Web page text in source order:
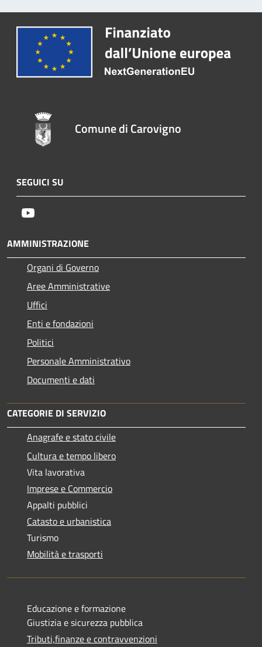
Comune di Carovigno
SEGUICI SU
AMMINISTRAZIONE
Organi di Governo
Aree Amministrative
Uffici
Enti e fondazioni
Politici
Personale Amministrativo
Documenti e dati
CATEGORIE DI SERVIZIO
Anagrafe e stato civile
Cultura e tempo libero
Vita lavorativa
Imprese e Commercio
Appalti pubblici
Catasto e urbanistica
Turismo
Mobilità e trasporti
Educazione e formazione
Giustizia e sicurezza pubblica
Tributi,finanze e contravvenzioni